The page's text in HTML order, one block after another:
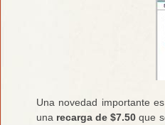
Una novedad importante
una recarga de $7.50 que